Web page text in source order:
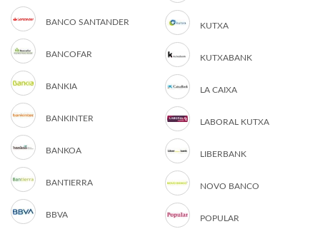
BANCO SANTANDER
BANCOFAR
BANKIA
BANKINTER
BANKOA
BANTIERRA
BBVA
KUTXA
KUTXABANK
LA CAIXA
LABORAL KUTXA
LIBERBANK
NOVO BANCO
POPULAR